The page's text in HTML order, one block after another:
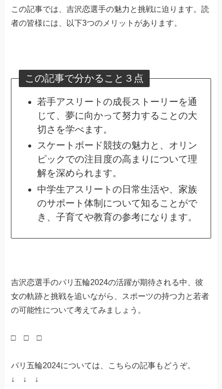
この記事では、吉沢恋選手の魅力と挑戦に迫ります。読
者の皆様には、以下3つのメリットがあります。
この記事で分かること３点
若手アスリートの成長ストーリーを通
じて、夢に向かって努力することの大
切さを学べます。
スケートボード競技の魅力と、オリン
ピックでの注目度の高まりについて理
解を深められます。
中学生アスリートの日常生活や、家族
のサポート体制について知ることがで
き、子育てや教育の参考になります。
吉沢恋選手のパリ五輪2024の活躍が期待される中、彼
女の軌跡と挑戦を追いながら、スポーツの持つ力と若者
の可能性について考えてみましょう。
□ □ □
パリ五輪2024については、こちらの記事もどうぞ。
↓ ↓ ↓